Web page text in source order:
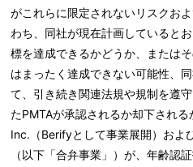
がこれらに限定されないリスクお
わち、同社が現在計画していると
標を達成できるかどうか、または
はまったく達成できない可能性、
て、引き続き関連法規や規制を遵
たPMTAが承認されるか却下され
Inc.（Berifyとして事業展開）およ
（以下「合弁事業」）が、年齢認